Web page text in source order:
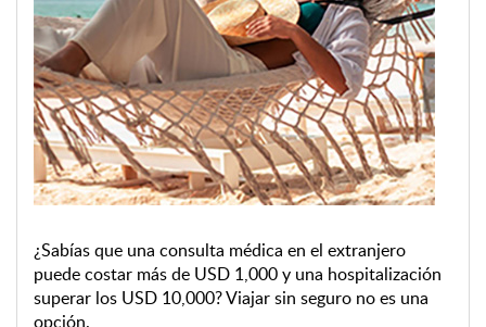
¿Sabías que una consulta médica en el extranjero
puede costar más de USD 1,000 y una hospitalización
superar los USD 10,000? Viajar sin seguro no es una
opción.